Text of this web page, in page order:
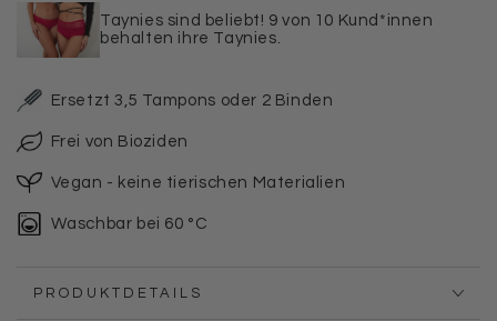
stark
(mit
praktischem
stark
(mit
Taynies sind beliebt! 9 von 10 Kund*innen
behalten ihre Taynies.
Ersetzt 3,5 Tampons oder 2 Binden
Frei von Bioziden
Vegan - keine tierischen Materialien
Waschbar bei 60 °C
PRODUKTDETAILS